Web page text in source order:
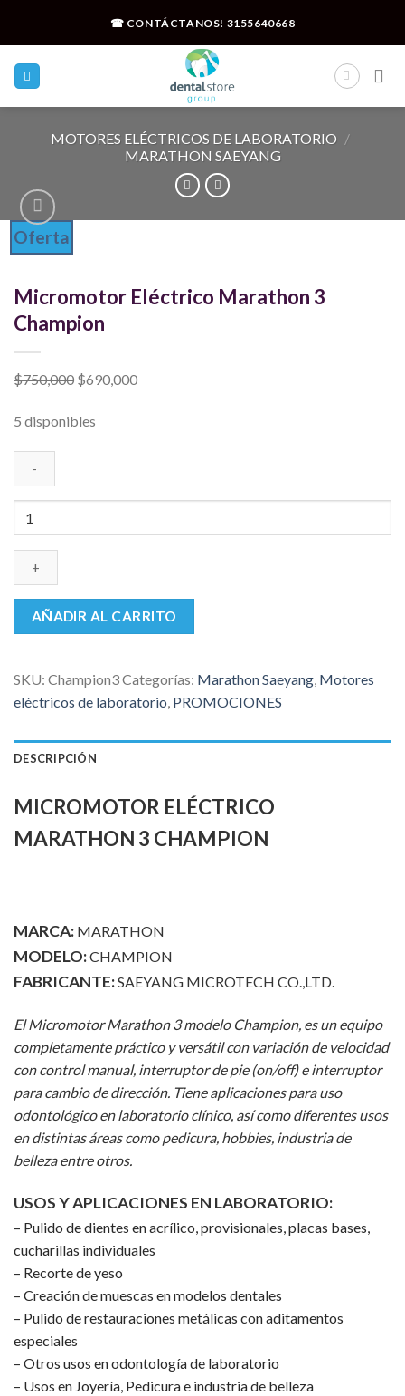
☎ CONTÁCTANOS! 3155640668
MOTORES ELÉCTRICOS DE LABORATORIO /
MARATHON SAEYANG
Oferta
Micromotor Eléctrico Marathon 3
Champion
$750,000 El
original
$690,000El
5 disponibles
Marathon
cantidad
AÑADIR AL CARRITO
SKU: Champion3Categorías: Marathon Saeyang Motores
eléctricos de laboratorio PROMOCIONES
DESCRIPCIÓN
MICROMOTOR ELÉCTRICO
MARATHON 3 CHAMPION
MARCA: MARATHON
MODELO:CHAMPION
FABRICANTE:SAEYANG MICROTECH CO.,LTD.
El Micromotor Marathon 3 modelo Champion, es un equipo
completamente práctico y versátil con variación de velocidad
con control manual, interruptor de pie (on/off) e interruptor
para cambio de dirección. Tiene aplicaciones para uso
odontológico en laboratorio clínico, así como diferentes usos
en distintas áreas como pedicura, hobbies, industria de
belleza entre otros.
USOS Y APLICACIONES EN LABORATORIO:
– Pulido de dientes en acrílico, provisionales, placas bases,
cucharillas individuales
– Recorte de yeso
– Creación de muescas en modelos dentales
– Pulido de restauraciones metálicas con aditamentos
especiales
– Otros usos en odontología de laboratorio
– Usos en Joyería, Pedicura e industria de belleza